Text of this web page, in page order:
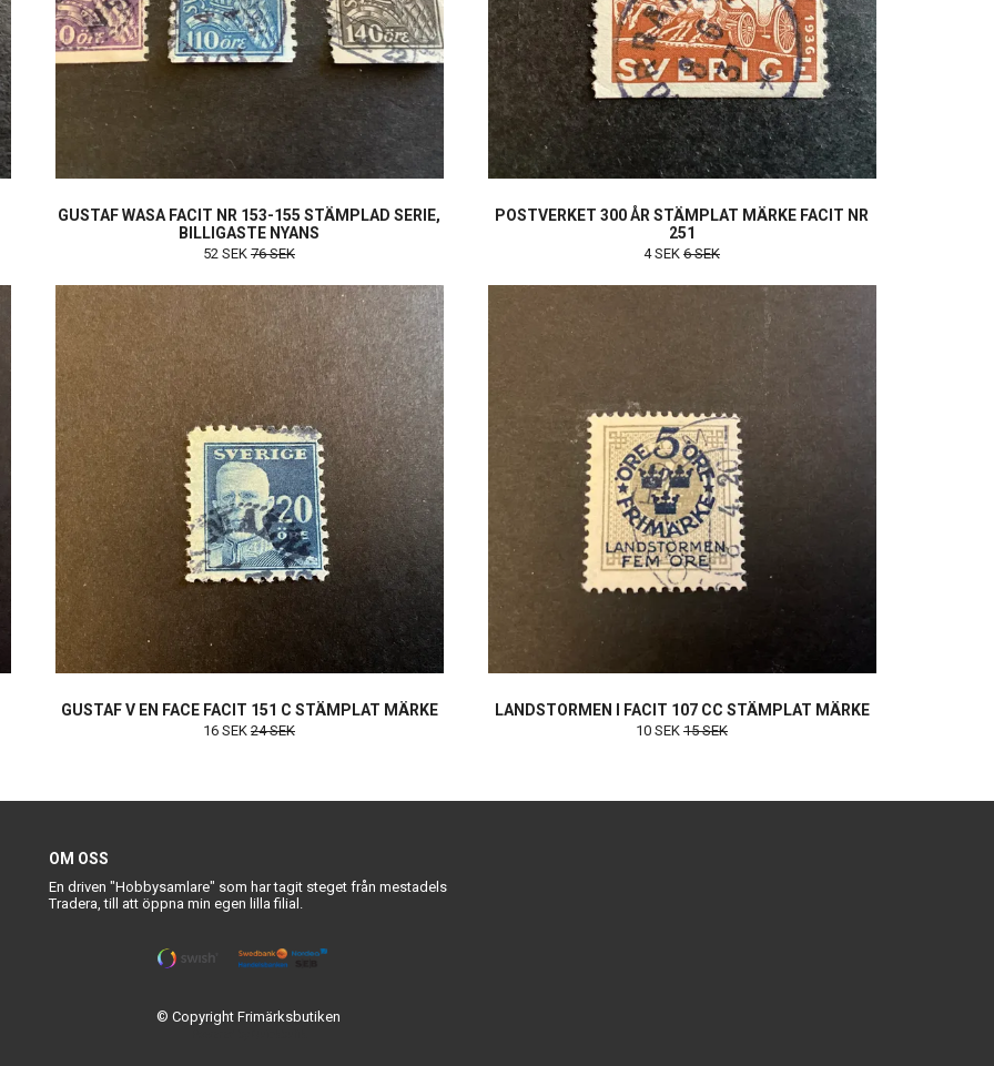
GUSTAF WASA FACIT NR 153-155 STÄMPLAD SERIE,
BILLIGASTE NYANS
52 SEK 76 SEK
POSTVERKET 300 ÅR STÄMPLAT MÄRKE FACIT NR
251
4 SEK 6 SEK
GUSTAF V EN FACE FACIT 151 C STÄMPLAT MÄRKE
16 SEK 24 SEK
LANDSTORMEN I FACIT 107 CC STÄMPLAT MÄRKE
10 SEK 15 SEK
OM OSS
En driven "Hobbysamlare" som har tagit steget från mestadels
Tradera, till att öppna min egen lilla filial.
© Copyright Frimärksbutiken